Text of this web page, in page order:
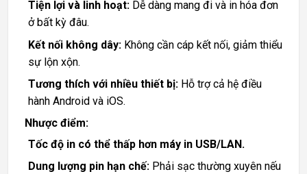
Tiện lợi và linh hoạt:Dễ dàng mang đi và in hóa đơn
ở bất kỳ đâu.
Kết nối không dây:Không cần cáp kết nối, giảm thiểu
sự lộn xộn.
Tương thích với nhiều thiết bị:Hỗ trợ cả hệ điều
hành Android và iOS.
Nhược điểm:
Tốc độ in có thể thấp hơn máy in USB/LAN.
Dung lượng pin hạn chế:Phải sạc thường xuyên nếu